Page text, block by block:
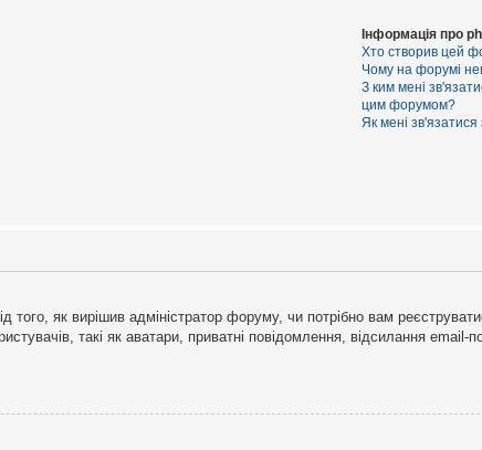
Інформація про
Хто створив цей
Чому на форумі
З ким мені
цим форумом?
Як мені зв'язатися
того, як вирішив адміністратор форуму, чи потрібно вам
такі як аватари, приватні повідомлення, відсилання